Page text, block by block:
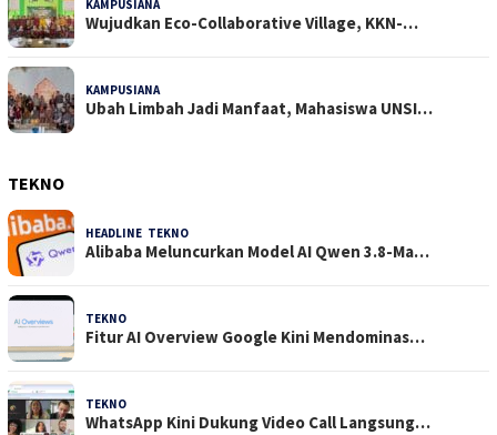
KAMPUSIANA
Wujudkan Eco-Collaborative Village, KKN-…
KAMPUSIANA
Ubah Limbah Jadi Manfaat, Mahasiswa UNSI…
TEKNO
HEADLINE TEKNO
Alibaba Meluncurkan Model AI Qwen 3.8-Ma…
TEKNO
Fitur AI Overview Google Kini Mendominas…
TEKNO
WhatsApp Kini Dukung Video Call Langsung…